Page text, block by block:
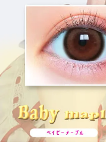
発送について
お支払い方法について
お買い物ガイド
お問い合わせ
よくあるご質問